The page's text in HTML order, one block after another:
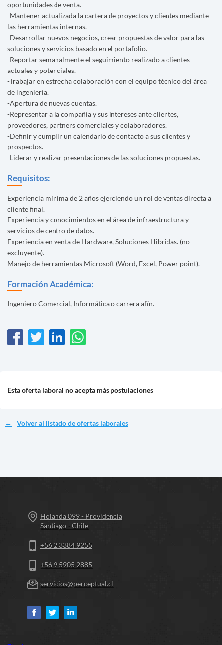
oportunidades de venta.
-Mantener actualizada la cartera de proyectos y clientes mediante
las herramientas internas.
-Desarrollar nuevos negocios, crear propuestas de valor para las
soluciones y servicios basado en el portafolio.
-Reportar semanalmente el seguimiento realizado a clientes
actuales y potenciales.
-Trabajar en estrecha colaboración con el equipo técnico del área
de ingeniería.
-Apertura de nuevas cuentas.
-Representar a la compañía y sus intereses ante clientes,
proveedores, partners comerciales y colaboradores.
-Definir y cumplir un calendario de contacto a sus clientes y
prospectos.
-Liderar y realizar presentaciones de las soluciones propuestas.
Requisitos:
Experiencia mínima de 2 años ejerciendo un rol de ventas directa a
cliente final.
Experiencia y conocimientos en el área de infraestructura y
servicios de centro de datos.
Experiencia en venta de Hardware, Soluciones Hibridas. (no
excluyente).
Manejo de herramientas Microsoft (Word, Excel, Power point).
Formación Académica:
Ingeniero Comercial, Informática o carrera afín.
Esta oferta laboral no acepta más postulaciones
Volver al listado de ofertas laborales
Holanda 099 - Providencia
Santiago - Chile
+56 2 3384 9255
+56 9 5905 2885
servicios@perceptual.cl